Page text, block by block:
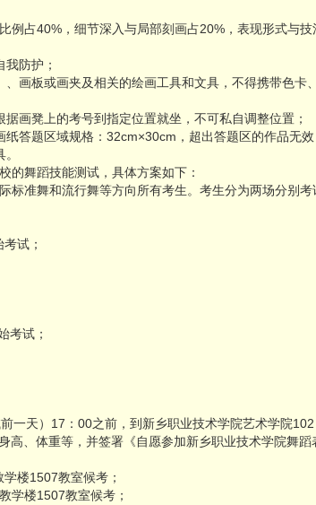
例占40%，细节深入与局部刻画占20%，表现形式与技
防护；
、画板或画夹及相关的绘画工具和文具，不得携带色
画凳上的考号到指定位置就坐，不可私自调整位置；
纸答题区域规格：32cm×30cm，超出答题区的作品无
的舞蹈技能测试，具体方案如下：
标准舞和流行舞等方向所有考生。考生分为两场分别
试；
考试；
一天）17：00之前，到新乡职业技术学院艺术学院
、体重等，并签署《自愿参加新乡职业技术学院舞蹈
楼1507教室候考；
学楼1507教室候考；